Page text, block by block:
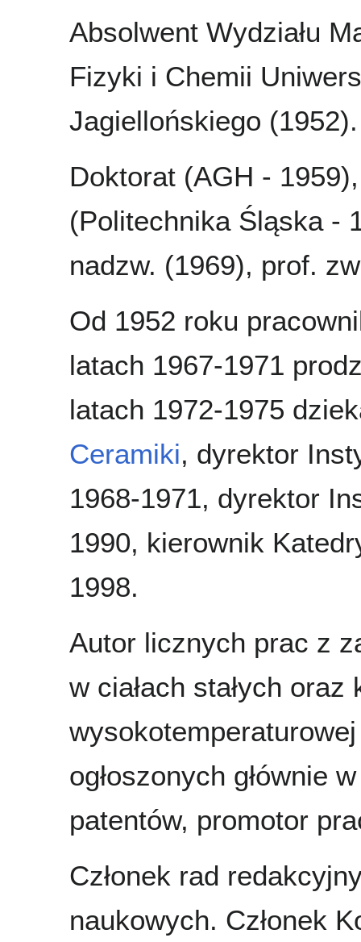
Absolwent Wydziału
Fizyki i Chemii
Jagiellońskiego (1952).
Doktorat (AGH -
(Politechnika Śląska -
nadzw. (1969), prof.
Od 1952 roku
latach 1967-1971
latach 1972-1975
Ceramiki, dyrektor
1968-1971, dyrektor
1990, kierownik
1998.
Autor licznych prac z
w ciałach stałych
ogłoszonych głównie
patentów, promotor
Członek rad
naukowych. Członek